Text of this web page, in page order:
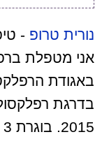
נורית טרופ -
אני מטפלת
באגודת
בדרגת
2015. בוגרת 3 שנות לימודים במכללת רידמן.